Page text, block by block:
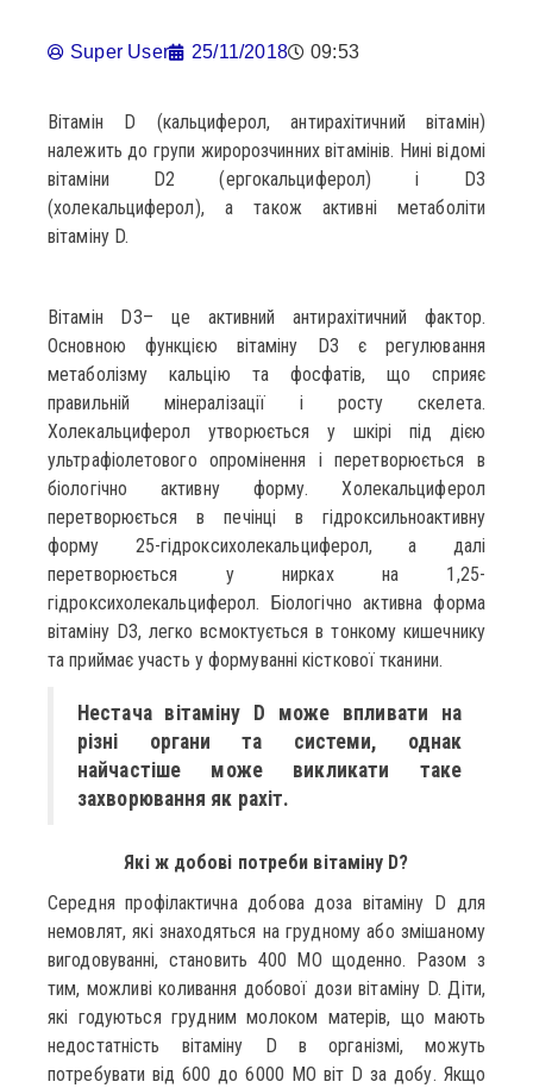
Super User 25/11/2018 09:53
Вітамін D (кальциферол, антирахітичний вітамін)
належить до групи жиророзчинних вітамінів. Нині відомі
вітаміни D2 (ергокальциферол) і D3
(холекальциферол), а також активні метаболіти
вітаміну D.
Вітамін D3– це активний антирахітичний фактор.
Основною функцією вітаміну D3 є регулювання
метаболізму кальцію та фосфатів, що сприяє
правильній мінералізації і росту скелета.
Холекальциферол утворюється у шкірі під дією
ультрафіолетового опромінення і перетворюється в
біологічно активну форму. Холекальциферол
перетворюється в печінці в гідроксильноактивну
форму 25-гідроксихолекальциферол, а далі
перетворюється у нирках на 1,25-
гідроксихолекальциферол. Біологічно активна форма
вітаміну D3, легко всмоктується в тонкому кишечнику
та приймає участь у формуванні кісткової тканини.
Нестача вітаміну D може впливати на
різні органи та системи, однак
найчастіше може викликати таке
захворювання як рахіт.
Які ж добові потреби вітаміну D?
Середня профілактична добова доза вітаміну D для
немовлят, які знаходяться на грудному або змішаному
вигодовуванні, становить 400 МО щоденно. Разом з
тим, можливі коливання добової дози вітаміну D. Діти,
які годуються грудним молоком матерів, що мають
недостатність вітаміну D в організмі, можуть
потребувати від 600 до 6000 МО віт D за добу. Якщо